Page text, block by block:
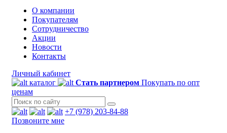
О компании
Покупателям
Сотрудничество
Акции
Новости
Контакты
Личный кабинет
каталог
Стать партнером Покупать по опт
ценам
+7 (978) 203-84-88
Позвоните мне